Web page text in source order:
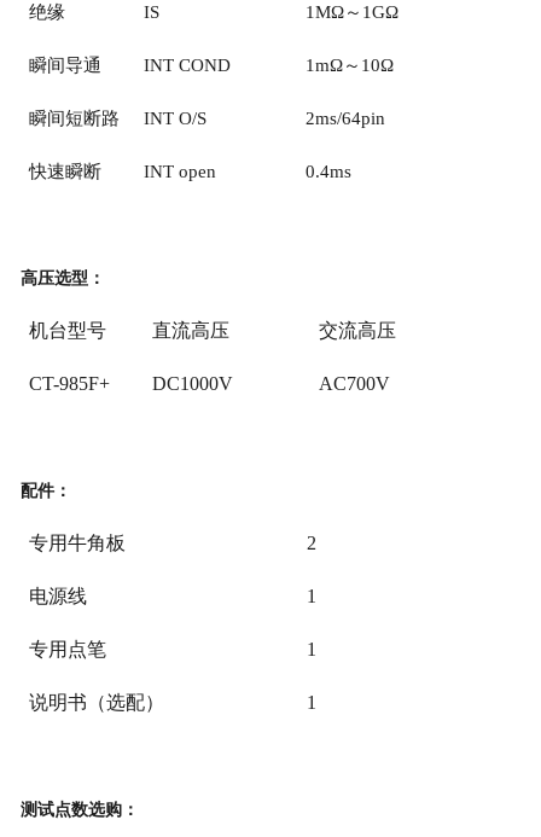
绝缘 IS 1MΩ～1GΩ
瞬间导通 INT COND 1mΩ～10Ω
瞬间短断路 INT O/S 2ms/64pin
快速瞬断 INT open 0.4ms
高压选型：
机台型号 直流高压 交流高压
CT-985F+ DC1000V AC700V
配件：
专用牛角板 2
电源线 1
专用点笔 1
说明书 （选配） 1
测试点数选购：